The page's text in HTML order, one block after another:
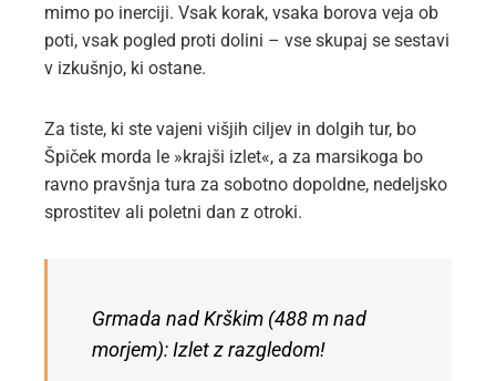
mimo po inerciji. Vsak korak, vsaka borova veja ob
poti, vsak pogled proti dolini – vse skupaj se sestavi
v izkušnjo, ki ostane.
Za tiste, ki ste vajeni višjih ciljev in dolgih tur, bo
Špiček morda le »krajši izlet«, a za marsikoga bo
ravno pravšnja tura za sobotno dopoldne, nedeljsko
sprostitev ali poletni dan z otroki.
Grmada nad Krškim (488 m nad
morjem): Izlet z razgledom!